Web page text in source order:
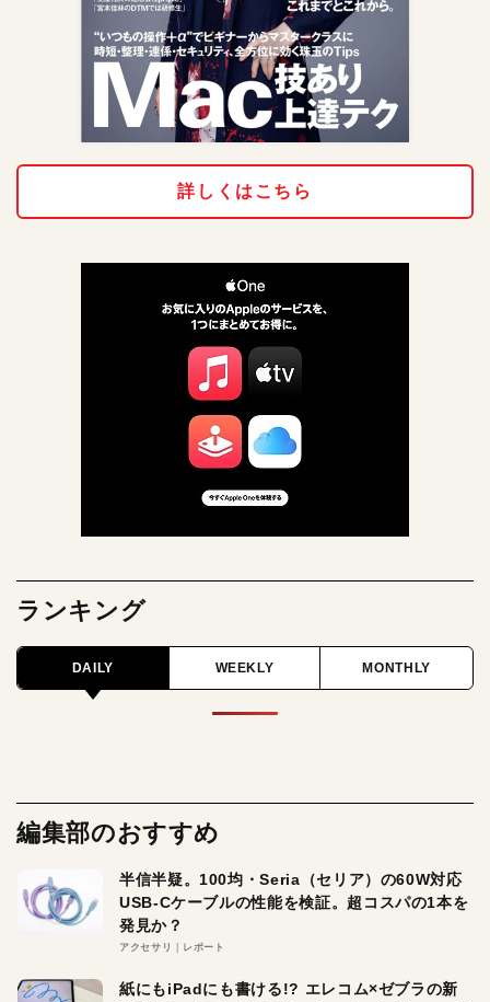
詳しくはこちら
ランキング
DAILY WEEKLY MONTHLY
編集部のおすすめ
半信半疑。100均・Seria（セリア）の60W対応
USB-Cケーブルの性能を検証。超コスパの1本を
発見か？
アクセサリ レポート
紙にもiPadにも書ける!? エレコム×ゼブラの新